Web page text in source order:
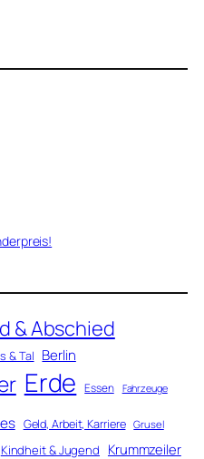
& Abschied
& Tal Berlin
Erde Essen Fahrzeuge
Geld, Arbeit, Karriere Grusel
Kindheit & Jugend Krummzeiler